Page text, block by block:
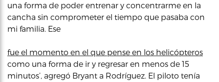
una forma de poder entrenar y concentrarme en la
cancha sin comprometer el tiempo que pasaba con
mi familia. Ese
fue el momento en el que pense en los helicópteros
como una forma de ir y regresar en menos de 15
minutos’, agregó Bryant a Rodríguez. El piloto tenía